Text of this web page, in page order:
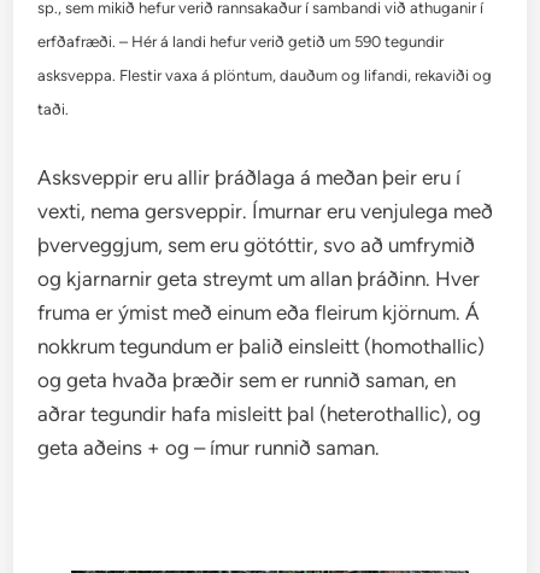
sp., sem mikið hefur verið rannsakaður í sambandi við athuganir í
erfðafræði. – Hér á landi hefur verið getið um 590 tegundir
asksveppa. Flestir vaxa á plöntum, dauðum og lifandi, rekaviði og
taði.
Asksveppir eru allir þráðlaga á meðan þeir eru í
vexti, nema gersveppir. Ímurnar eru venjulega með
þverveggjum, sem eru götóttir, svo að umfrymið
og kjarnarnir geta streymt um allan þráðinn. Hver
fruma er ýmist með einum eða fleirum kjörnum. Á
nokkrum tegundum er þalið einsleitt (homothallic)
og geta hvaða þræðir sem er runnið saman, en
aðrar tegundir hafa misleitt þal (heterothallic), og
geta aðeins + og – ímur runnið saman.